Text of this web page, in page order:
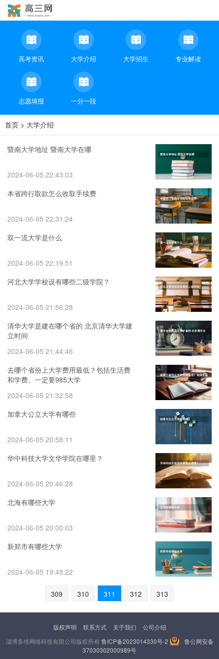
高考资讯 大学介绍 大学招生 专业解读
志愿填报 一分一段
首页 > 大学介绍
暨南大学地址 暨南大学在哪
2024-06-05 22:43:03
本省跨行取款怎么收取手续费
2024-06-05 22:31:24
双一流大学是什么
2024-06-05 22:19:51
河北大学学校设有哪些二级学院？
2024-06-05 21:56:28
清华大学是建在哪个省的 北京清华大学建
立时间
2024-06-05 21:44:46
去哪个省份上大学费用最低？包括生活费
和学费。一定要985大学
2024-06-05 21:32:58
加拿大公立大学有哪些
2024-06-05 20:58:11
华中科技大学文华学院在哪里？
2024-06-05 20:46:28
北海有哪些大学
2024-06-05 20:00:03
新郑市有哪些大学
2024-06-05 19:48:22
309 310 311 312 313
版权声明 联系方式 关于我们
公司介绍
淄博多维网络科技有限公司版权所有鲁ICP备2023014330号-2
鲁公网安备
37030302000989号